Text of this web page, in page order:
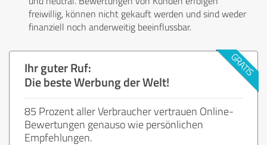
freiwillig, können nicht gekauft werden und sind weder
finanziell noch anderweitig beeinflussbar.
Ihr guter Ruf:
Die beste Werbung der Welt!
85 Prozent aller Verbraucher vertrauen Online-
Bewertungen genauso wie persönlichen
Empfehlungen.